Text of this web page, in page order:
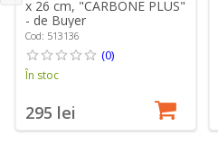
x 26 cm, "CARBONE PLUS"
- de Buyer
Cod: 513136
(0)
În stoc
295 lei